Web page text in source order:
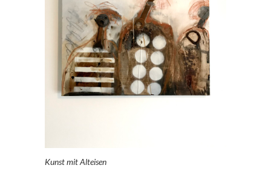
Kunst mit Alteisen